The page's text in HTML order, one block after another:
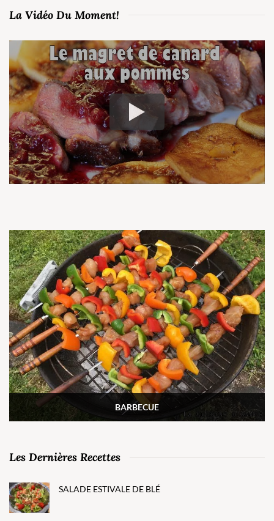
La Vidéo Du Moment!
BARBECUE
Les Dernières Recettes
SALADE ESTIVALE DE BLÉ